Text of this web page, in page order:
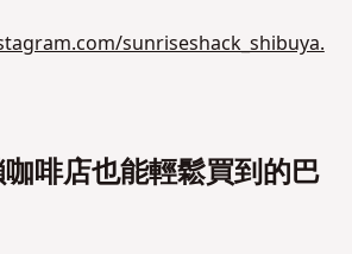
sunriseshack_shibuya.
啡店也能輕鬆買到的巴